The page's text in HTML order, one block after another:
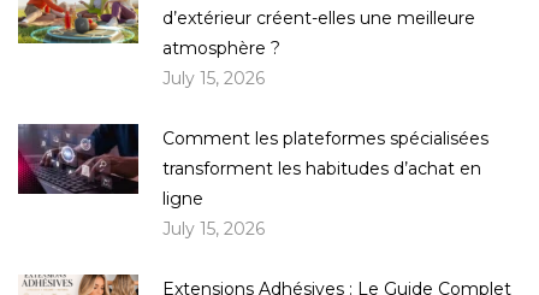
d’extérieur créent-elles une meilleure
atmosphère ?
July 15, 2026
Comment les plateformes spécialisées
transforment les habitudes d’achat en
ligne
July 15, 2026
Extensions Adhésives : Le Guide Complet